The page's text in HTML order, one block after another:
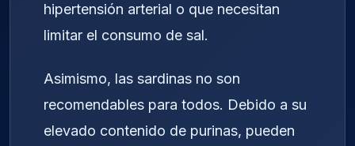
hipertensión arterial o que necesitan
limitar el consumo de sal.
Asimismo, las sardinas no son
recomendables para todos. Debido a su
elevado contenido de purinas, pueden